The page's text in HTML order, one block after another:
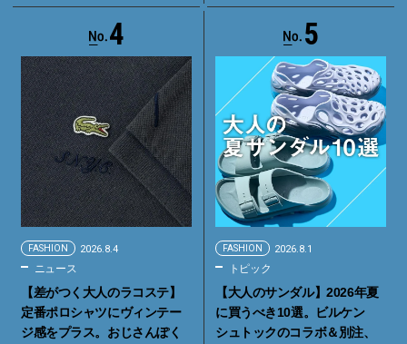
4
FASHION 2026.8.4
ニュース
【差がつく大人のラコステ】
定番ポロシャツにヴィンテー
ジ感をプラス。おじさんぽく
5
FASHION 2026.8.1
トピック
【大人のサンダル】2026年夏
に買うべき10選。ビルケン
シュトックのコラボ＆別注、